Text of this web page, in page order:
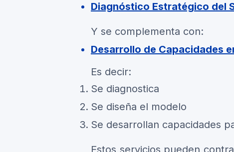
Diagnóstico Estratégico del
Y se complementa con:
Desarrollo de Capacidades
Es decir:
Se diagnostica
Se diseña el modelo
Se desarrollan capacidades
​Estos servicios pueden